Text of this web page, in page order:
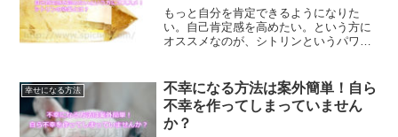
もっと自分を肯定できるようになりた
い。自己肯定感を高めたい。という方に
オススメなのが、シトリンというパワー
ワーストーンなのです。
幸せになる方法
不幸になる方法は案外簡単！自ら
不幸を作ってしまっていません
か？